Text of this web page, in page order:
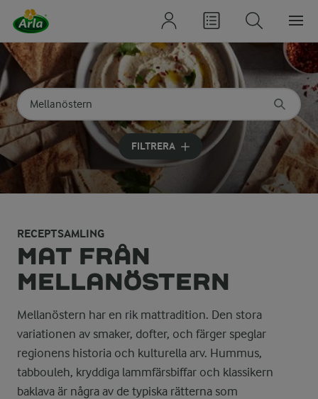
Sök på kategori eller ingrediens
Skriv in sökord för att få förslag
FILTRERA
RECEPTSAMLING
MAT FRÅN
MELLANÖSTERN
Mellanöstern har en rik mattradition. Den stora
variationen av smaker, dofter, och färger speglar
regionens historia och kulturella arv. Hummus,
tabbouleh, kryddiga lammfärsbiffar och klassikern
baklava är några av de typiska rätterna som